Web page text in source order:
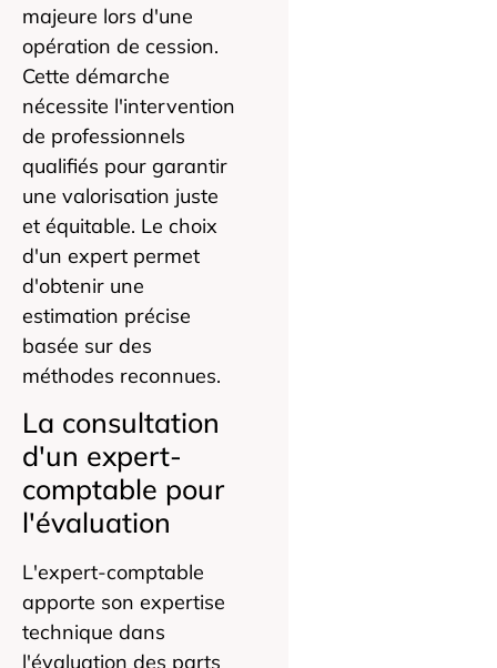
majeure lors d'une
opération de cession.
Cette démarche
nécessite l'intervention
de professionnels
qualifiés pour garantir
une valorisation juste
et équitable. Le choix
d'un expert permet
d'obtenir une
estimation précise
basée sur des
méthodes reconnues.
La consultation
d'un expert-
comptable pour
l'évaluation
L'expert-comptable
apporte son expertise
technique dans
l'évaluation des parts